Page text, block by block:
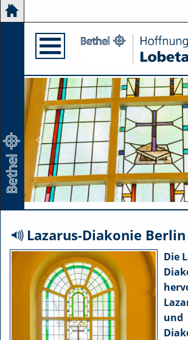
{Play}Lazarus-Diakonie Berlin
Die
und